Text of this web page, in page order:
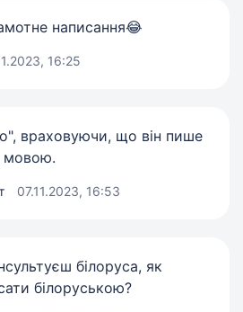
написання😂
16:25
враховуючи, що він пише
мовою.
07.11.2023, 16:53
білоруса, як
білоруською?